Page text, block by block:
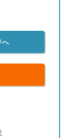
へ